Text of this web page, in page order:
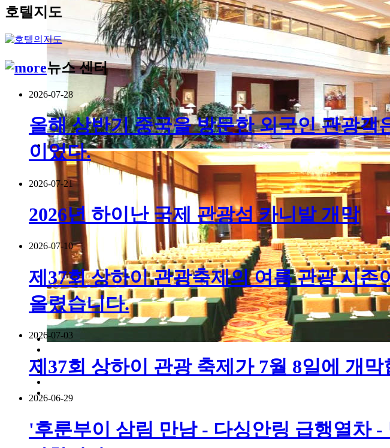
호텔지도
뉴스 센터
2026-07-28
올해 상반기 중국을 방문한 외국인 관광객
이었다.
2026-07-21
2026년 하이난 국제 관광섬 카니발 개막
2026-07-10
제37회 상하이 관광축제의 여름 관광 시즌
올렸습니다.
2026-07-03
제37회 상하이 관광 축제가 7월 8일에 개막
2026-06-29
'후룬부이 삼림 만남 - 다싱안링 급행열차